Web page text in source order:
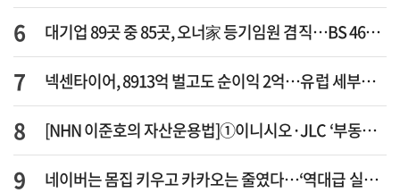
대기업 89곳 중 85곳, 오너家 등기임원 겸직…BS 46곳·SM 45곳 ‘족벌경영’ 고착화
넥센타이어, 8913억 벌고도 순이익 2억…유럽 세부담에 이익 증발
[NHN 이준호의 자산운용법]①이니시오·JLC ‘부동산’-JLC파트너스 ‘투자’…“부동산 담보대출로 투자재원 확보”
네이버는 몸집 키우고 카카오는 줄였다…‘역대급 실적’에 성장전략은 ‘극과 극’